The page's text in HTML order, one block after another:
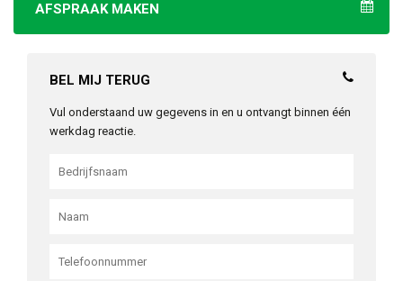
AFSPRAAK MAKEN
BEL MIJ TERUG
Vul onderstaand uw gegevens in en u ontvangt binnen één
werkdag reactie.